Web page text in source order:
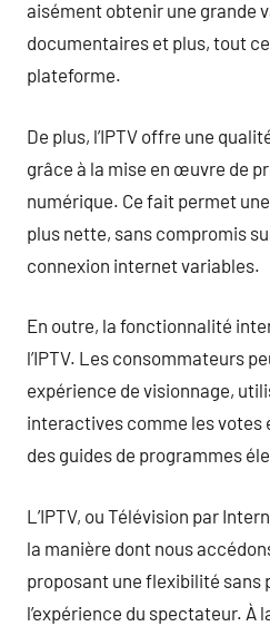
aisément obtenir une grande
documentaires et plus, tout
plateforme.
De plus, l’IPTV offre une
grâce à la mise en œuvre de
numérique. Ce fait permet
plus nette, sans compromis
connexion internet variables.
En outre, la fonctionnalité
l’IPTV. Les consommateurs
expérience de visionnage,
interactives comme les votes
des guides de programmes
L’IPTV, ou Télévision par
la manière dont nous
proposant une flexibilité sans
l’expérience du spectateur. À